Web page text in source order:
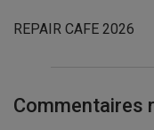
REPAIR CAFE 2026
Commentaires